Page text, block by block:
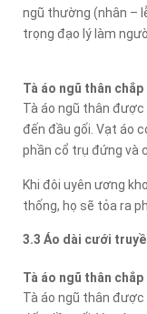
ngũ thường (nhân –
trọng đạo lý làm
Tà áo ngũ thân
Tà áo ngũ thân
đến đầu gối. Vạt áo
phần cổ trụ đứng và
Khi đôi uyên ương
thống, họ sẽ tỏa ra
3.3 Áo dài cưới
Tà áo ngũ thân
Tà áo ngũ thân